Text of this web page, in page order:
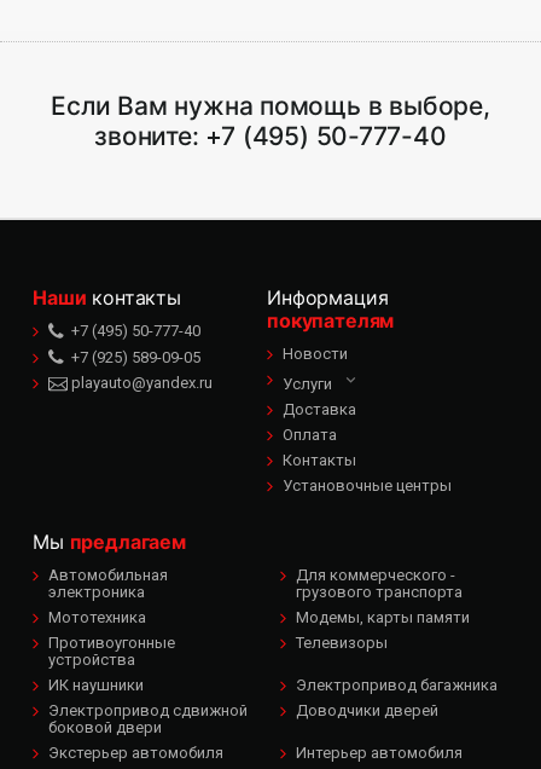
Если Вам нужна помощь в выборе,
звоните: +7 (495) 50-777-40
Наши контакты
+7 (495) 50-777-40
+7 (925) 589-09-05
playauto@yandex.ru
Информация
покупателям
Новости
Услуги
Доставка
Оплата
Контакты
Установочные центры
Мы предлагаем
Автомобильная
электроника
Для коммерческого -
грузового транспорта
Мототехника
Модемы, карты памяти
Противоугонные
устройства
Телевизоры
ИК наушники
Электропривод багажника
Электропривод сдвижной
боковой двери
Доводчики дверей
Экстерьер автомобиля Интерьер автомобиля